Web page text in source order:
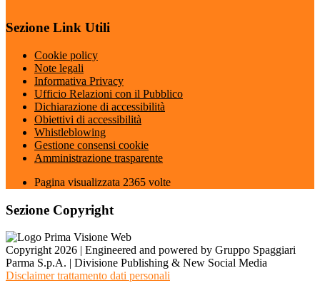
Sezione Link Utili
Cookie policy
Note legali
Informativa Privacy
Ufficio Relazioni con il Pubblico
Dichiarazione di accessibilità
Obiettivi di accessibilità
Whistleblowing
Gestione consensi cookie
Amministrazione trasparente
Pagina visualizzata 2365 volte
Sezione Copyright
Copyright 2026 | Engineered and powered by Gruppo Spaggiari
Parma S.p.A. | Divisione Publishing & New Social Media
Disclaimer trattamento dati personali